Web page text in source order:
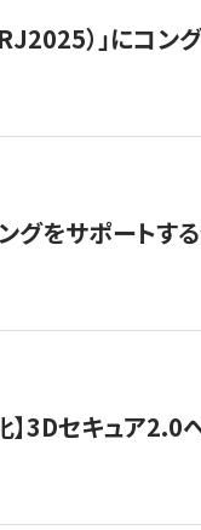
）」にコ
をサポートす
3Dセキュア2.0